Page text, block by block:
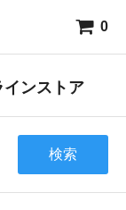
0
ンストア
検索